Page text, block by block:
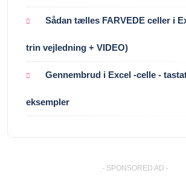
Sådan tælles FARVEDE celler i
trin vejledning + VIDEO)
Gennembrud i Excel -celle -
eksempler
- SPONSORED AD -